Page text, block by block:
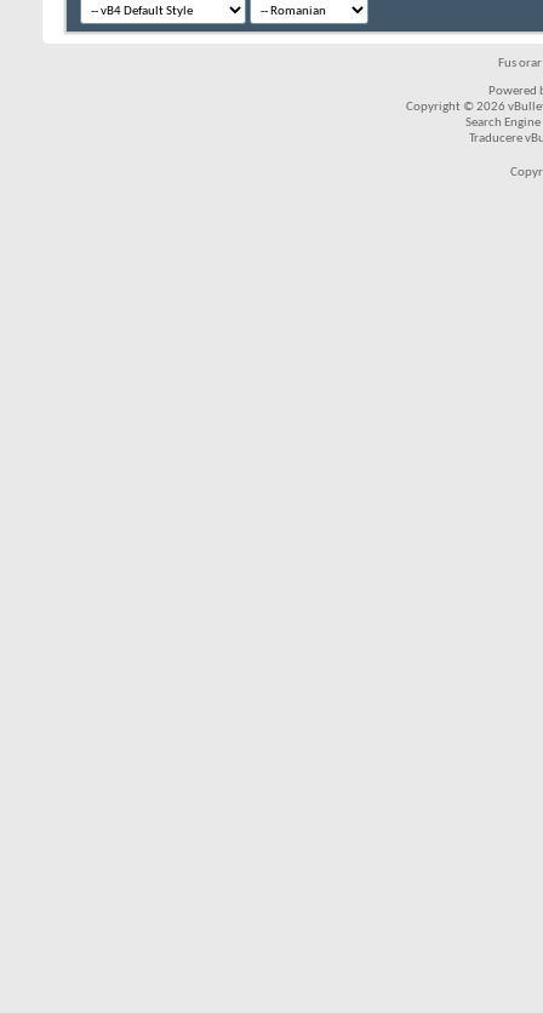
Fus
Powered
Copyright © 2026
Search
Traducere